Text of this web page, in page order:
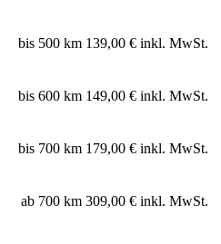
bis 500 km 139,00 € inkl. MwSt.
bis 600 km 149,00 € inkl. MwSt.
bis 700 km 179,00 € inkl. MwSt.
ab 700 km 309,00 € inkl. MwSt.